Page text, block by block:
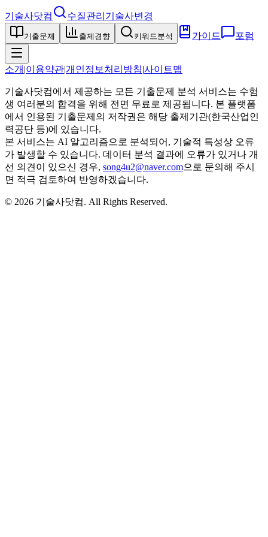
기술사닷컴 수질관리기술사변경
기출문제 출제경향 키워드분석 가이드 포럼
소개 |이용약관|개인정보처리방침|사이트맵
기술사닷컴에서 제공하는 모든 기출문제 분석 서비스는 수험
생 여러분의 합격을 위해 전면 무료로 제공됩니다. 본 플랫폼
에서 인용된 기출문제의 저작권은 해당 출제기관(한국산업인
력공단 등)에 있습니다.
본 서비스는 AI 알고리즘으로 분석되어, 기술적 특성상 오류
가 발생할 수 있습니다. 데이터 분석 결과에 오류가 있거나 개
선 의견이 있으신 경우, song4u2@naver.com으로 문의해 주시
면 적극 검토하여 반영하겠습니다.
© 2026 기술사닷컴. All Rights Reserved.